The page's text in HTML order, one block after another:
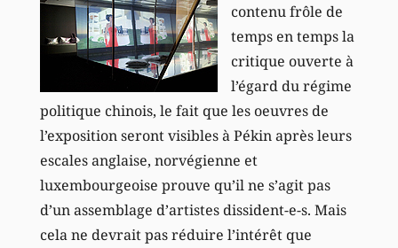
contenu frôle de
temps en temps la
critique ouverte à
l’égard du régime
politique chinois, le fait que les oeuvres de
l’exposition seront visibles à Pékin après leurs
escales anglaise, norvégienne et
luxembourgeoise prouve qu’il ne s’agit pas
d’un assemblage d’artistes dissident-e-s. Mais
cela ne devrait pas réduire l’intérêt que